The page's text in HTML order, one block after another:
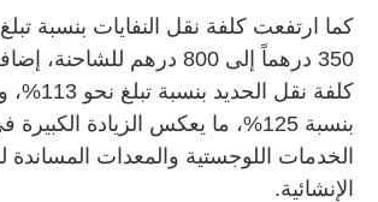
350 درهماً إلى 800 درهم
كلفة نقل
بنسبة 125%، ما يعكس الزيادة
الخدمات اللوجستية والمعدات
الإنشائية.